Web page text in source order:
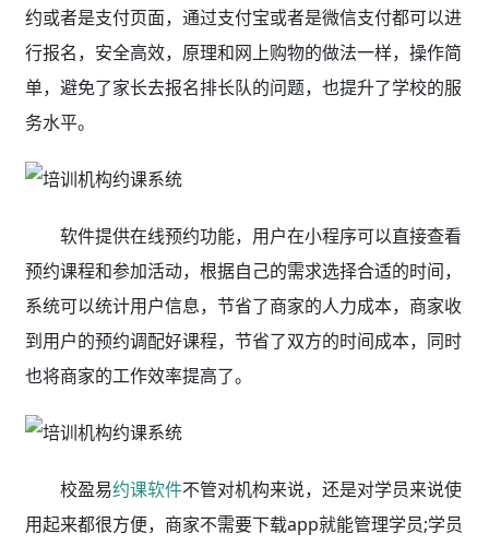
约或者是支付页面，通过支付宝或者是微信支付都可以进
行报名，安全高效，原理和网上购物的做法一样，操作简
单，避免了家长去报名排长队的问题，也提升了学校的服
务水平。
软件提供在线预约功能，用户在小程序可以直接查看
预约课程和参加活动，根据自己的需求选择合适的时间，
系统可以统计用户信息，节省了商家的人力成本，商家收
到用户的预约调配好课程，节省了双方的时间成本，同时
也将商家的工作效率提高了。
校盈易约课软件不管对机构来说，还是对学员来说使
用起来都很方便，商家不需要下载app就能管理学员;学员